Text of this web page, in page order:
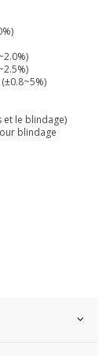
et le blindage)
blindage